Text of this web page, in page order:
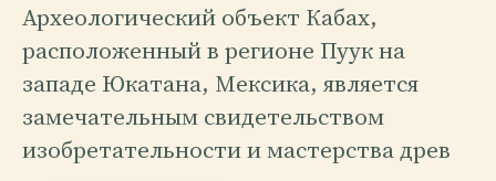
Археологический объект Кабах,
расположенный в регионе Пуук на
западе Юкатана, Мексика, является
замечательным свидетельством
изобретательности и мастерства древ